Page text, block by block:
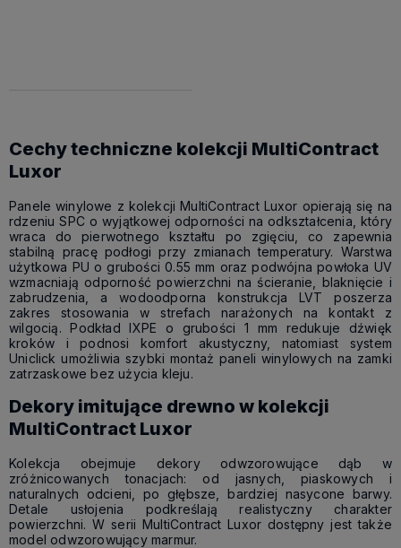
Cechy techniczne kolekcji MultiContract
Luxor
Panele winylowe z kolekcji MultiContract Luxor opierają się na
rdzeniu SPC o wyjątkowej odporności na odkształcenia, który
wraca do pierwotnego kształtu po zgięciu, co zapewnia
stabilną pracę podłogi przy zmianach temperatury. Warstwa
użytkowa PU o grubości 0.55 mm oraz podwójna powłoka UV
wzmacniają odporność powierzchni na ścieranie, blaknięcie i
zabrudzenia, a wodoodporna konstrukcja LVT poszerza
zakres stosowania w strefach narażonych na kontakt z
wilgocią. Podkład IXPE o grubości 1 mm redukuje dźwięk
kroków i podnosi komfort akustyczny, natomiast system
Uniclick umożliwia szybki montaż paneli winylowych na zamki
zatrzaskowe bez użycia kleju.
Dekory imitujące drewno w kolekcji
MultiContract Luxor
Kolekcja obejmuje dekory odwzorowujące dąb w
zróżnicowanych tonacjach: od jasnych, piaskowych i
naturalnych odcieni, po głębsze, bardziej nasycone barwy.
Detale usłojenia podkreślają realistyczny charakter
powierzchni. W serii MultiContract Luxor dostępny jest także
model odwzorowujący marmur.